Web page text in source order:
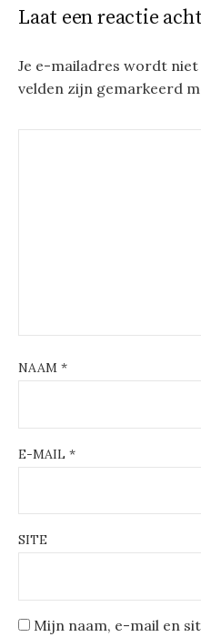
Laat een reactie
Je e-mailadres wordt niet
velden zijn gemarkeerd
NAAM *
E-MAIL *
SITE
Mijn naam, e-mail en